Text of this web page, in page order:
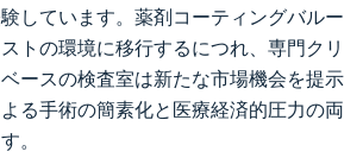
しています。薬剤コーティングバルー
トの環境に移行するにつれ、専門クリ
ースの検査室は新たな市場機会を提示
る手術の簡素化と医療経済的圧力の両
。